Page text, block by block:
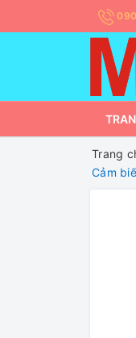
Trang
Cảm